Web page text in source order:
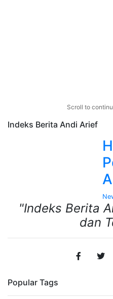
Scroll to
Indeks Berita Andi Arief
"Indeks Berita
dan
Popular Tags